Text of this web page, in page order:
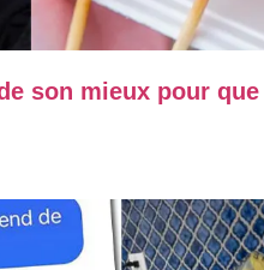
son mieux pour